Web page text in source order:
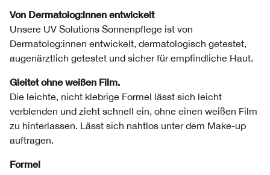
Von Dermatolog:innen entwickelt
Unsere UV Solutions Sonnenpflege ist von
Dermatolog:innen entwickelt, dermatologisch getestet,
augenärztlich getestet und sicher für empfindliche Haut.
Gleitet ohne weißen Film.
Die leichte, nicht klebrige Formel lässt sich leicht
verblenden und zieht schnell ein, ohne einen weißen Film
zu hinterlassen. Lässt sich nahtlos unter dem Make-up
auftragen.
Formel